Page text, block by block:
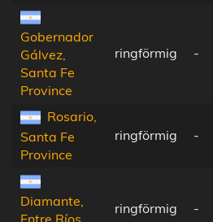
Gobernador
Gálvez,
Santa Fe
Province
ringförmig -
Rosario,
Santa Fe
Province
ringförmig -
Diamante,
ringförmig -